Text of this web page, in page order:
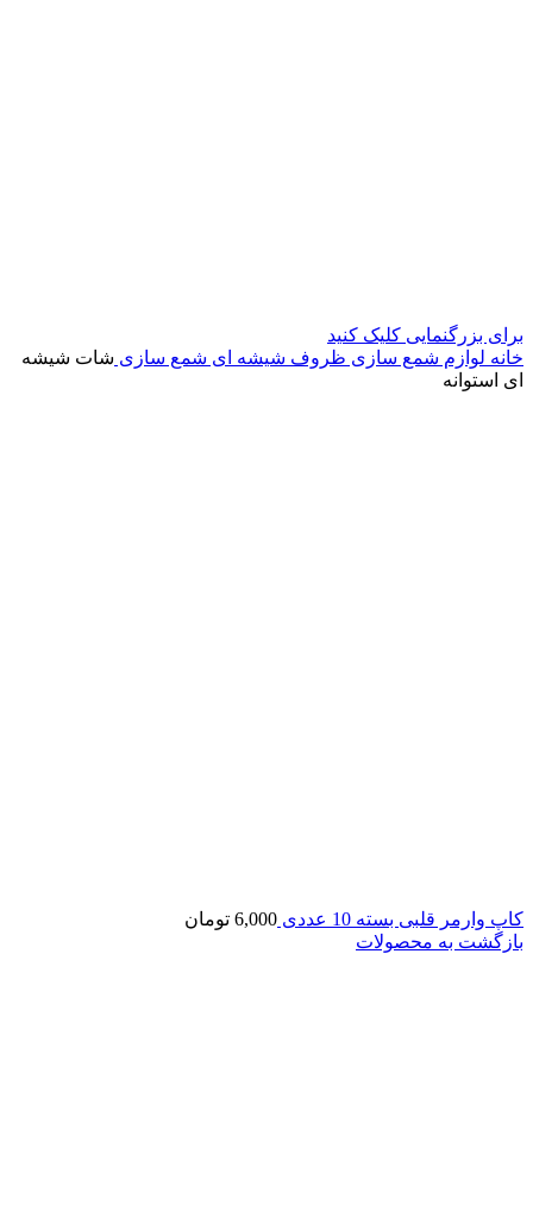
برای بزرگنمایی کلیک کنید
خانه لوازم شمع سازی ظروف شیشه ای شمع سازی شات شیشه
ای استوانه
کاپ وارمر قلبی بسته 10 عددی 6,000 تومان
بازگشت به محصولات